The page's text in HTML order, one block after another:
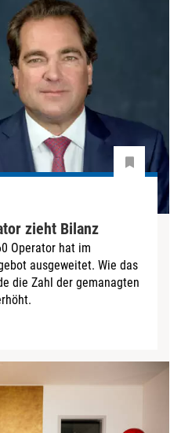
zieht Bilanz
Operator hat im
ausgeweitet. Wie das
die Zahl der gemanagten